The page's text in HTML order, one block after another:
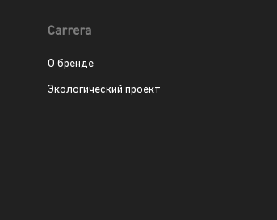
Carrera
О бренде
Экологический проект